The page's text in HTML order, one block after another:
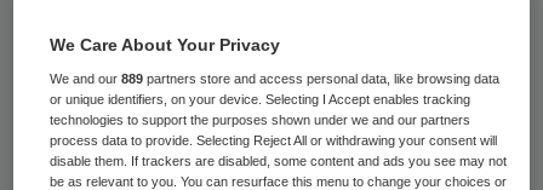
somberheid, angst en piekergedachten. Het
is ons derde gesprek.
Arbeid
We Care About Your Privacy
We and our889 partners store and access personal data, like browsing data
or unique identifiers, on your device. Selecting I Accept enables tracking
technologies to support the purposes shown under we and our partners
process data to provide. Selecting Reject All or withdrawing your consent will
disable them. If trackers are disabled, some content and ads you see may not
be as relevant to you. You can resurface this menu to change your choices or